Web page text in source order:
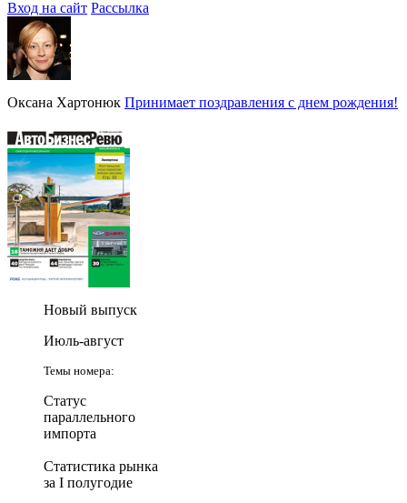
Вход на сайт Рассылка
Оксана Хартонюк Принимает поздравления с днем рождения!
Новый выпуск
Июль-август
Темы номера:
Статус
параллельного
импорта
Статистика рынка
за I полугодие